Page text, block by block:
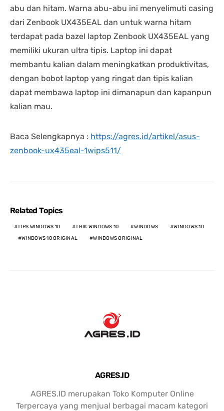
abu dan hitam. Warna abu-abu ini menyelimuti casing
dari Zenbook UX435EAL dan untuk warna hitam
terdapat pada bazel laptop Zenbook UX435EAL yang
memiliki ukuran ultra tipis. Laptop ini dapat
membantu kalian dalam meningkatkan produktivitas,
dengan bobot laptop yang ringat dan tipis kalian
dapat membawa laptop ini dimanapun dan kapanpun
kalian mau.
Baca Selengkapnya : https://agres.id/artikel/asus-
zenbook-ux435eal-1wips511/
Related Topics
TIPS WINDOWS 10 TRIK WINDOWS 10 WINDOWS
WINDOWS 10
WINDOWS 10 ORIGINAL
WINDOWS ORIGINAL
AGRES.ID
AGRES.ID merupakan Toko Komputer Online
Terpercaya yang menjual berbagai macam kategori